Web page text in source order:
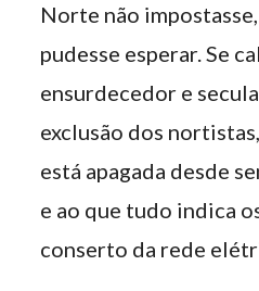
Norte não
pudesse esperar. Se
ensurdecedor e
exclusão dos
está apagada desde
e ao que tudo indica
conserto da rede